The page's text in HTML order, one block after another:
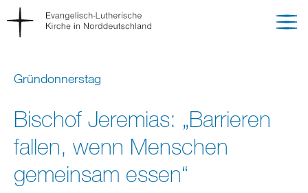
Gründonnerstag
Bischof Jeremias: „Barrieren
fallen, wenn Menschen
gemeinsam essen“